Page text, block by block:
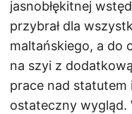
jasnobłękitnej
przybrał dla
maltańskiego, a do
na szyi z
prace nad statutem
ostateczny wygląd.